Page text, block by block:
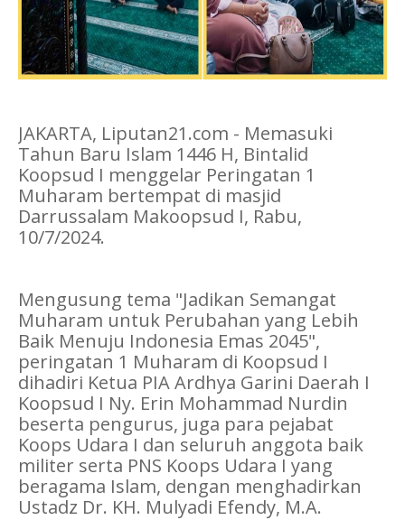
JAKARTA, Liputan21.com - Memasuki
Tahun Baru Islam 1446 H, Bintalid
Koopsud I menggelar Peringatan 1
Muharam bertempat di masjid
Darrussalam Makoopsud I, Rabu,
10/7/2024.
Mengusung tema "Jadikan Semangat
Muharam untuk Perubahan yang Lebih
Baik Menuju Indonesia Emas 2045",
peringatan 1 Muharam di Koopsud I
dihadiri Ketua PIA Ardhya Garini Daerah I
Koopsud I Ny. Erin Mohammad Nurdin
beserta pengurus, juga para pejabat
Koops Udara I dan seluruh anggota baik
militer serta PNS Koops Udara I yang
beragama Islam, dengan menghadirkan
Ustadz Dr. KH. Mulyadi Efendy, M.A.